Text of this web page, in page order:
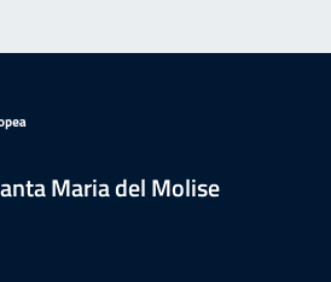
Maria del Molise